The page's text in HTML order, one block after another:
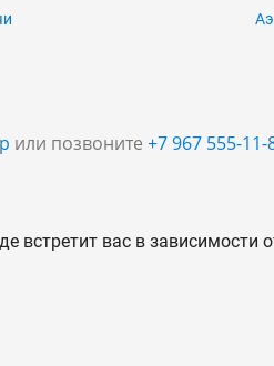
или позвоните +7 967 555-11-
встретит вас в зависимости